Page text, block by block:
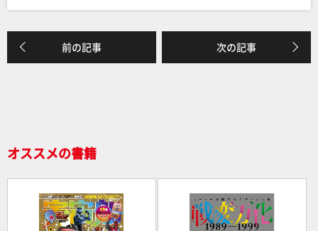
c
e
b
e
前の記事 次の記事
オススメの書籍